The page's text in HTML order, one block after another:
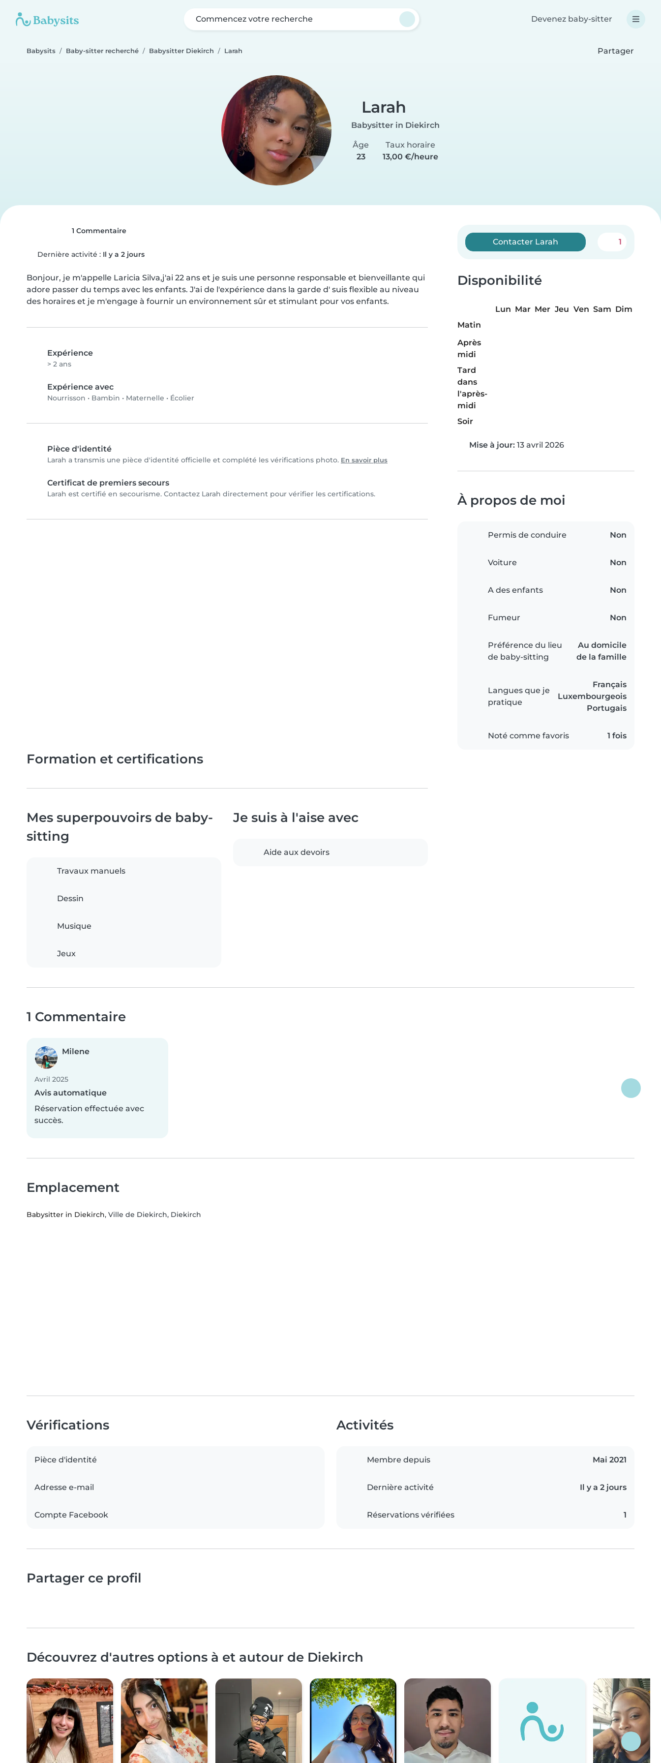
Commencez votre recherche Devenez baby-sitter
Babysits Baby-sitter recherché Babysitter Diekirch Larah Partager
Larah
Babysitter in Diekirch
Âge
23
Taux horaire
13,00 €/heure
1 Commentaire
Dernière activité : Il y a 2 jours
Bonjour, je m'appelle Laricia Silva,j'ai 22 ans et je suis une personne responsable et bienveillante qui
adore passer du temps avec les enfants. J'ai de l'expérience dans la garde d' suis flexible au niveau
des horaires et je m'engage à fournir un environnement sûr et stimulant pour vos enfants.
Expérience
> 2 ans
Expérience avec
Nourrisson • Bambin • Maternelle • Écolier
Pièce d'identité
Larah a transmis une pièce d'identité officielle et complété les vérifications photo. En savoir plus
Certificat de premiers secours
Larah est certifié en secourisme. Contactez Larah directement pour vérifier les certifications.
Contacter Larah 1
Disponibilité
Lun Mar Mer Jeu Ven Sam Dim
Matin
Après
midi
Tard
dans
l'après-
midi
Soir
Mise à jour: 13 avril 2026
À propos de moi
Permis de conduire Non
Voiture Non
A des enfants Non
Fumeur Non
Préférence du lieu
de baby-sitting
Au domicile
de la famille
Langues que je
pratique
Français
Luxembourgeois
Portugais
Noté comme favoris 1 fois
Formation et certifications
Mes superpouvoirs de baby-
sitting
Travaux manuels
Dessin
Musique
Jeux
Je suis à l'aise avec
Aide aux devoirs
1 Commentaire
Milene
Avril 2025
Avis automatique
Réservation effectuée avec
succès.
Emplacement
Babysitter in Diekirch, Ville de Diekirch, Diekirch
Vérifications
Pièce d'identité
Adresse e-mail
Compte Facebook
Activités
Membre depuis Mai 2021
Dernière activité Il y a 2 jours
Réservations vérifiées 1
Partager ce profil
Découvrez d'autres options à et autour de Diekirch